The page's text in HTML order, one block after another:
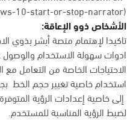
10-start-or-stop-narrator)
الأشخاص ذوو الإعاقة:
تاكيدا لإهتمام منصة أبشر بذوي
ادوات سهولة الاستخدام
الاحتياجات الخاصة من التعامل
استخدام خاصية تغيير حجم الخط
إلى خاصية إعدادات الرؤية
لضبط الرؤية المناسبة للمستخدم.